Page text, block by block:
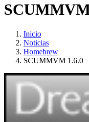
Inicio
Noticias
Homebrew
SCUMMVM 1.6.0